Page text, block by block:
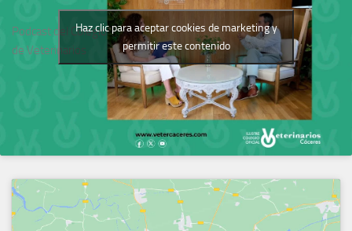
Podcast del Colegio
de Veterinarios
Haz clic para aceptar cookies de marketing y
permitir este contenido